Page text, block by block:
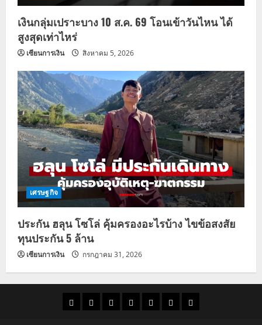
เงินกลุ่มเปราะบาง 10 ส.ค. 69 โอนเข้าวันไหน ได้
สูงสุดเท่าไหร่
เซียนการเงิน สิงหาคม 5, 2026
เศรษฐกิจ
ประกัน ฮลุน โซโล่ คุ้มครองอะไรบ้าง ไขข้อสงสัย
ทุนประกัน 5 ล้าน
เซียนการเงิน กรกฎาคม 31, 2026
ราคาแนว
ข่าว
ข่าว
ดูด
ที่
ผู้ชาย